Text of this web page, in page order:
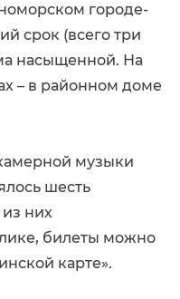
городе-
срок (всего три
насыщенной. На
– в районном доме
музыки
шесть
них
билеты можно
карте».